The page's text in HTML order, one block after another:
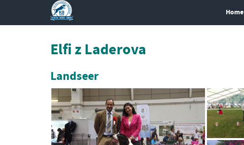
Home
Elfi z Laderova
Landseer